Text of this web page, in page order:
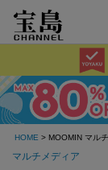
HOME > MOOMIN マル
マルチメディア